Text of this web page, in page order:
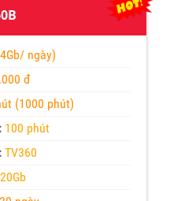
ngày)
đ
(1000 phút)
100 phút
TV360
20Gb